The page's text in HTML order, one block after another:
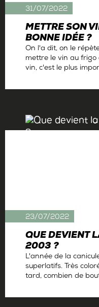
METTRE SON
BONNE IDÉE ?
On l'a dit, on le
mettre le vin au frigo
vin, c'est le plus
31/07/2022
QUE DEVIENT
2003 ?
L'année de la
superlatifs. Très
tard, combien de
23/07/2022